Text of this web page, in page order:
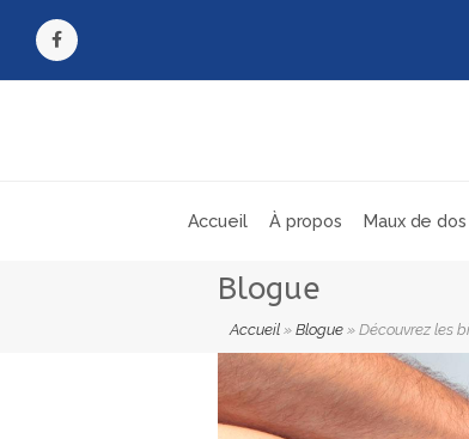
Facebook
Accueil À propos Maux de dos
Blogue
Accueil » Blogue » Découvrez les